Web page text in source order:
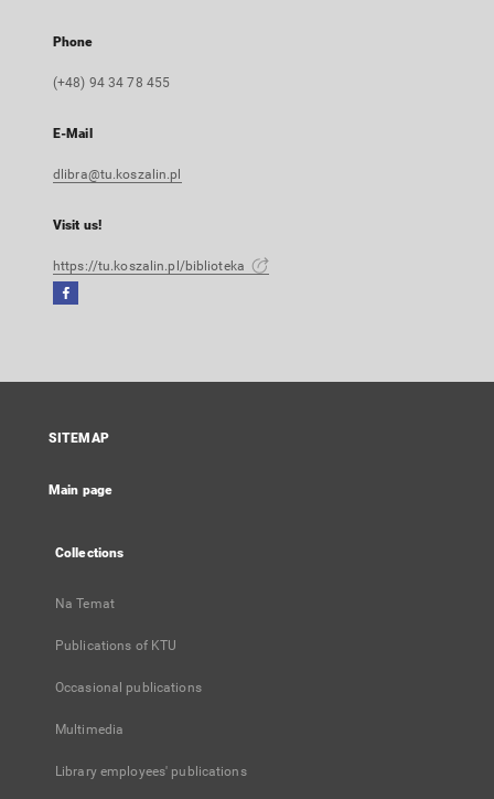
Phone
(+48) 94 34 78 455
E-Mail
dlibra@tu.koszalin.pl
Visit us!
https://tu.koszalin.pl/biblioteka
Facebook
open
new
SITEMAP
Main page
Collections
Na Temat
Publications of KTU
Occasional publications
Multimedia
Library employees' publications